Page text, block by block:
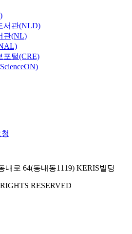
서관(NLD)
관(NL)
포털(CRE)
내로 64(동내동1119) KERIS빌딩
RESERVED